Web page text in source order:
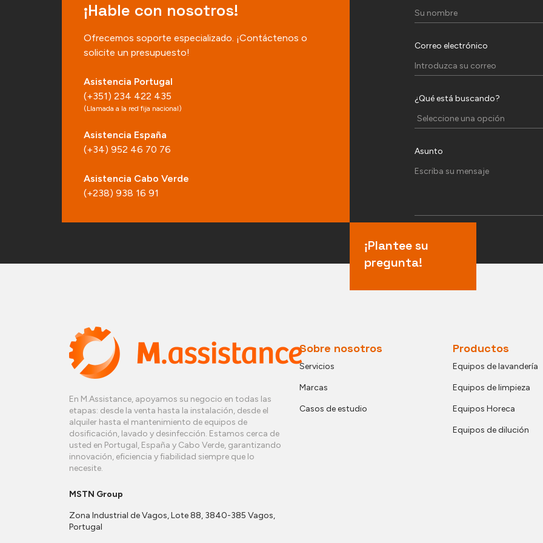
¡Hable con nosotros!
Ofrecemos soporte especializado. ¡Contáctenos o
solicite un presupuesto!
Asistencia Portugal
(+351) 234 422 435
(Llamada a la red fija nacional)
Asistencia España
(+34) 952 46 70 76
Asistencia Cabo Verde
(+238) 938 16 91
Correo electrónico
¿Qué está buscando?
Asunto
¡Plantee su
pregunta!
En M.Assistance, apoyamos su negocio en todas las
etapas: desde la venta hasta la instalación, desde el
alquiler hasta el mantenimiento de equipos de
dosificación, lavado y desinfección. Estamos cerca de
usted en Portugal, España y Cabo Verde, garantizando
innovación, eficiencia y fiabilidad siempre que lo
necesite.
MSTN Group
Zona Industrial de Vagos, Lote 88, 3840-385 Vagos,
Portugal
Sobre nosotros
Servicios
Marcas
Casos de estudio
Productos
Equipos de lavandería
Equipos de limpieza
Equipos Horeca
Equipos de dilución